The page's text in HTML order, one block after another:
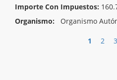
Importe Con Impuestos:
Organismo:
Organismo
1 2 3